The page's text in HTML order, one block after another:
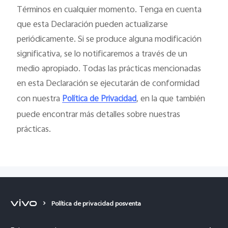
Términos en cualquier momento. Tenga en cuenta
que esta Declaración pueden actualizarse
periódicamente. Si se produce alguna modificación
significativa, se lo notificaremos a través de un
medio apropiado. Todas las prácticas mencionadas
en esta Declaración se ejecutarán de conformidad
con nuestra Política de Privacidad , en la que también
puede encontrar más detalles sobre nuestras
prácticas.
Política de privacidad posventa